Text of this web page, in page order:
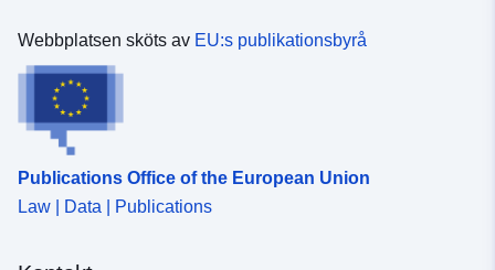
14.9049, 51.3 ], [ 10.8978,
Identifierare:
bb09fbfa99df
Webbplatsen sköts av EU:s publikationsbyrå
Publications Office of the European Union
Law | Data | Publications